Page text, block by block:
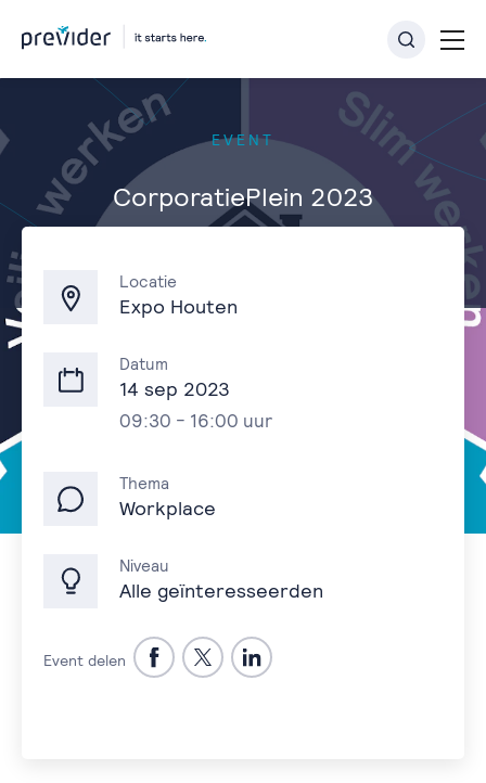
EVENT
CorporatiePlein 2023
Locatie
Expo Houten
Datum
14 sep 2023
09:30 - 16:00 uur
Thema
Workplace
Niveau
Alle geïnteresseerden
Event delen